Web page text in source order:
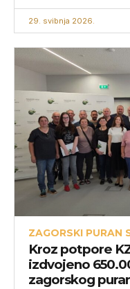
29. svibnja 2026.
ZAGORSKI PURAN
Kroz potpore
izdvojeno
zagorskog